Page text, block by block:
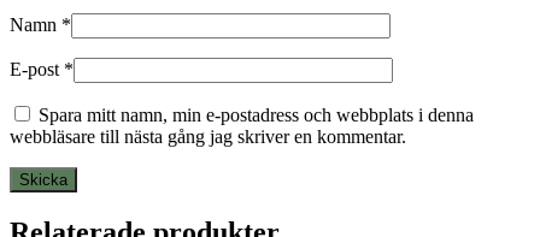
Namn *
E-post *
Spara mitt namn, min e-postadress och webbplats i denna
webbläsare till nästa gång jag skriver en kommentar.